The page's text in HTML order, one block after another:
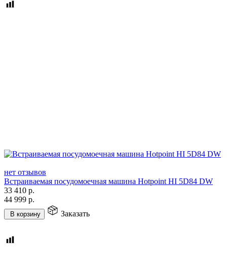
нет отзывов
Встраиваемая посудомоечная машина Hotpoint HI 5D84 DW
33 410 р.
44 999 р.
В корзину Заказать